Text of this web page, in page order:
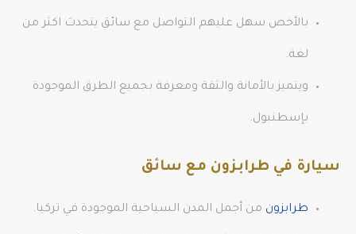
بالأخص سهل عليهم التواصل مع سائق يتحدث اكثر من
لغة.
ويتميز بالأمانة والثقة ومعرفة بجميع الطرق الموجودة
بإسطنبول.
سيارة في طرابزون مع سائق
طرابزون من أجمل المدن السياحية الموجودة في تركيا.